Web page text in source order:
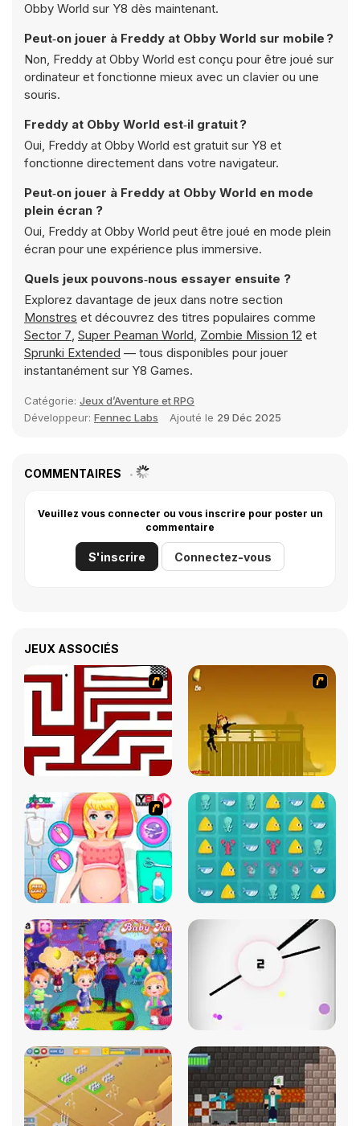
Obby World sur Y8 dès maintenant.
Peut‑on jouer à Freddy at Obby World sur mobile ?
Non, Freddy at Obby World est conçu pour être joué sur
ordinateur et fonctionne mieux avec un clavier ou une
souris.
Freddy at Obby World est‑il gratuit ?
Oui, Freddy at Obby World est gratuit sur Y8 et
fonctionne directement dans votre navigateur.
Peut‑on jouer à Freddy at Obby World en mode
plein écran ?
Oui, Freddy at Obby World peut être joué en mode plein
écran pour une expérience plus immersive.
Quels jeux pouvons‑nous essayer ensuite ?
Explorez davantage de jeux dans notre section
Monstres et découvrez des titres populaires comme
Sector 7, Super Peaman World, Zombie Mission 12 et
Sprunki Extended — tous disponibles pour jouer
instantanément sur Y8 Games.
Catégorie: Jeux d’Aventure et RPG
Développeur: Fennec Labs Ajouté le 29 Déc 2025
COMMENTAIRES
Veuillez vous connecter ou vous inscrire pour poster un
commentaire
S'inscrire Connectez-vous
JEUX ASSOCIÉS